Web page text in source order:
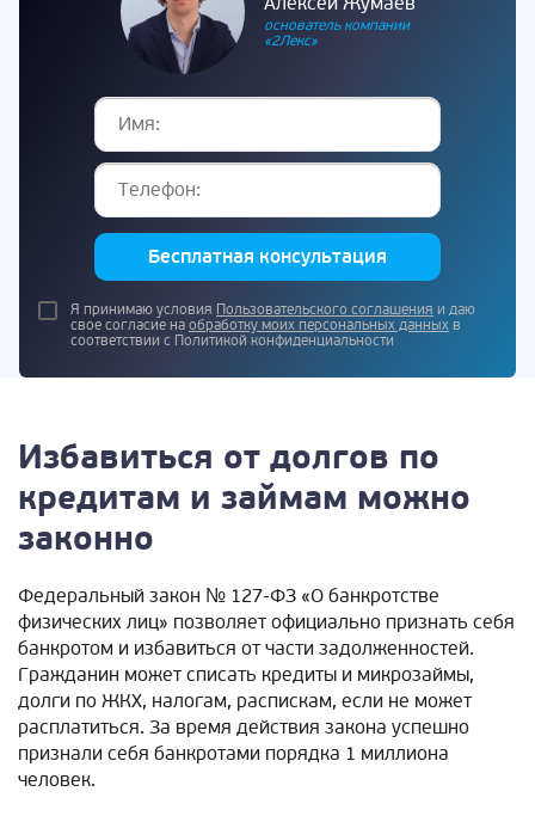
основатель компании
«2Лекс»
Бесплатная консультация
Я принимаю условия Пользовательского соглашения и даю
свое согласие на обработку моих персональных данных в
соответствии с Политикой конфиденциальности
Избавиться от долгов по
кредитам и займам можно
законно
Федеральный закон № 127-ФЗ «О банкротстве
физических лиц» позволяет официально признать себя
банкротом и избавиться от части задолженностей.
Гражданин может списать кредиты и микрозаймы,
долги по ЖКХ, налогам, распискам, если не может
расплатиться. За время действия закона успешно
признали себя банкротами порядка 1 миллиона
человек.